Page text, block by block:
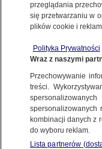
WSTAJESZ I
ŚWIAT
przeglądania
się przetwarzaniu w
plików cookie i
Polityka Prywatności
Wraz z naszymi
Przechowywanie
treści.
spersonalizowanych
kombinacji danych z
do wyboru reklam.
Lista partnerów